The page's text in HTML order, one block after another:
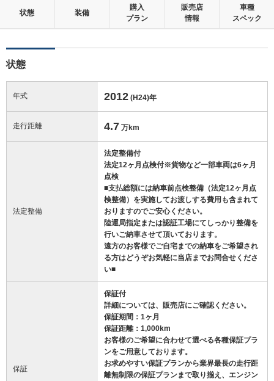
状態 装備
購入
プラン
販売店
情報
車種
スペック
状態
年式 2012 (H24)年
走行距離 4.7 万km
法定整備
法定整備付
法定12ヶ月点検付※貨物など一部車両は6ヶ月
点検
■支払総額には納車前点検整備（法定12ヶ月点
検整備）を実施してお渡しする費用も含まれて
おりますのでご安心ください。
陸運局指定または認証工場にてしっかり整備を
行いご納車させて頂いております。
遠方のお客様でご自宅までの納車をご希望され
る方はどうぞお気軽に当店までお問合せくださ
い■
保証
保証付
詳細については、販売店にご確認ください。
保証期間：1ヶ月
保証距離：1,000km
お客様のご希望に合わせて選べる各種保証プラ
ンをご用意しております。
お求めやすい保証プランから業界最長の走行距
離無制限の保証プランまで取り揃え、エンジン